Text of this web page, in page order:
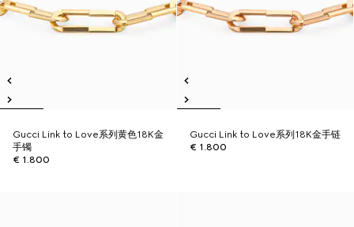
Gucci Link to Love系列黄色18K金
手镯
€ 1.800
Gucci Link to Love系列18K金手链
€ 1.800